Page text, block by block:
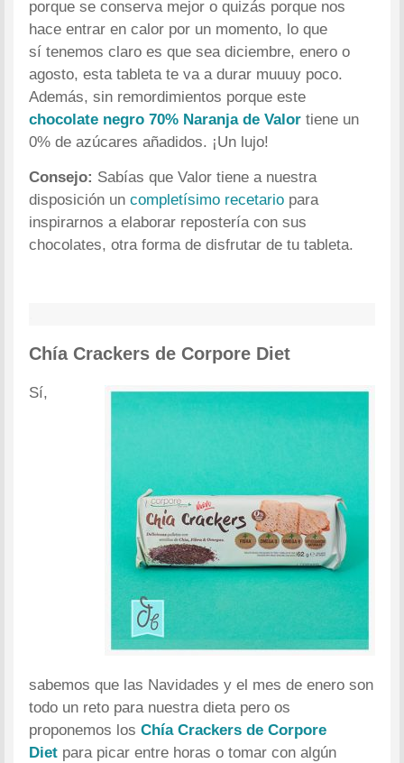
porque se conserva mejor o quizás porque nos
hace entrar en calor por un momento, lo que
sí tenemos claro es que sea diciembre, enero o
agosto, esta tableta te va a durar muuuy poco.
Además, sin remordimientos porque este
chocolate negro 70% Naranja de Valor tiene un
0% de azúcares añadidos. ¡Un lujo!
Consejo: Sabías que Valor tiene a nuestra
disposición un completísimo recetario para
inspirarnos a elaborar repostería con sus
chocolates, otra forma de disfrutar de tu tableta.
Chía Crackers de Corpore Diet
Sí,
sabemos que las Navidades y el mes de enero son
todo un reto para nuestra dieta pero os
proponemos losChía Crackers de Corpore
Diet para picar entre horas o tomar con algún